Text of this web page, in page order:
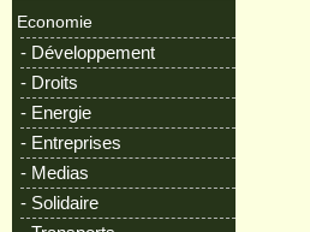
Economie
- Développement
- Droits
- Energie
- Entreprises
- Medias
- Solidaire